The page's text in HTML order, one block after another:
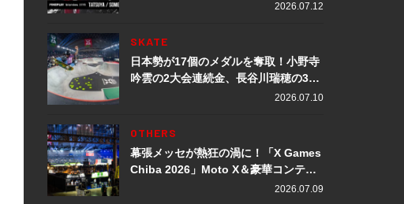
2026.07.12
SKATE
日本勢が17個のメダルを奪取！小野寺
吟雲の2大会連続金、長谷川瑞穂の3メ
ダル獲得など数々の快挙をプレイバッ
2026.07.10
OTHERS
幕張メッセが熱狂の渦に！「X Games
Chiba 2026」Moto X＆豪華コンテン
2026.07.09